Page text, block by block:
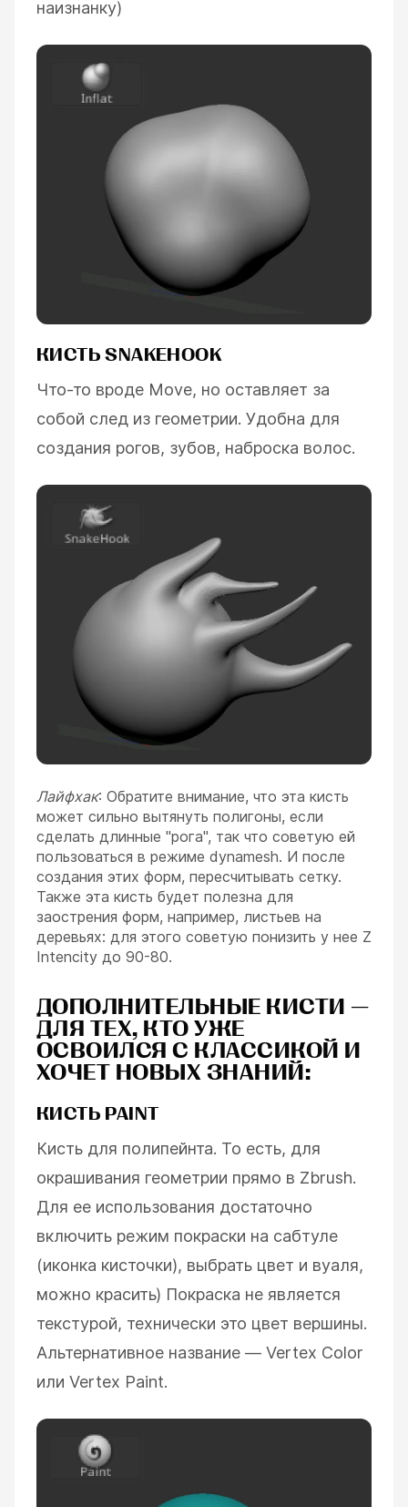
наизнанку)
КИСТЬ SNAKEHOOK
Что-то вроде Move, но оставляет за
собой след из геометрии. Удобна для
создания рогов, зубов, наброска волос.
Лайфхак: Обратите внимание, что эта кисть
может сильно вытянуть полигоны, если
сделать длинные "рога", так что советую ей
пользоваться в режиме dynamesh. И после
создания этих форм, пересчитывать сетку.
Также эта кисть будет полезна для
заострения форм, например, листьев на
деревьях: для этого советую понизить у нее Z
Intencity до 90-80.
ДОПОЛНИТЕЛЬНЫЕ КИСТИ —
ДЛЯ ТЕХ, КТО УЖЕ
ОСВОИЛСЯ С КЛАССИКОЙ И
ХОЧЕТ НОВЫХ ЗНАНИЙ:
КИСТЬ PAINT
Кисть для полипейнта. То есть, для
окрашивания геометрии прямо в Zbrush.
Для ее использования достаточно
включить режим покраски на сабтуле
(иконка кисточки), выбрать цвет и вуаля,
можно красить) Покраска не является
текстурой, технически это цвет вершины.
Альтернативное название — Vertex Color
или Vertex Paint.